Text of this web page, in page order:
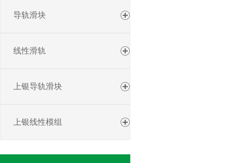
导轨滑块
线性滑轨
上银导轨滑块
上银线性模组